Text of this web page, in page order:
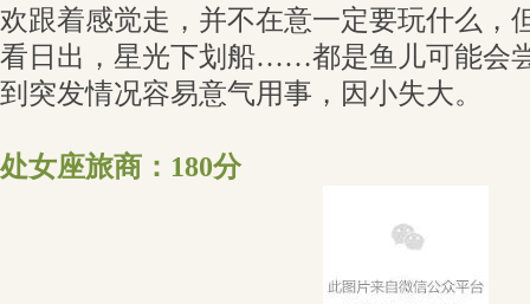
欢跟着感觉走，并不在意一定要玩什么，
看日出，星光下划船……都是鱼儿可能会
到突发情况容易意气用事，因小失大。
处女座旅商：180分